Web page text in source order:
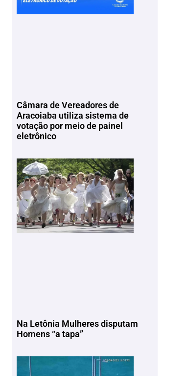
Câmara de Vereadores de
Aracoiaba utiliza sistema de
votação por meio de painel
eletrônico
Na Letônia Mulheres disputam
Homens “a tapa”